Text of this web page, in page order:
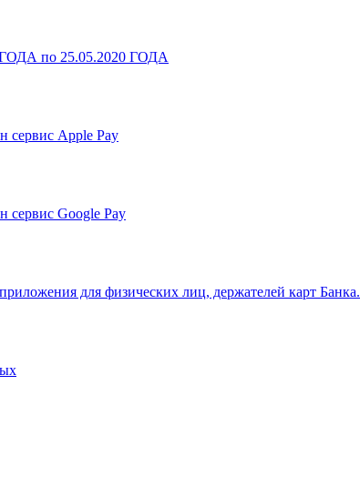
ГОДА по 25.05.2020 ГОДА
сервис Apple Pay
сервис Google Pay
для физических лиц, держателей карт Банка.